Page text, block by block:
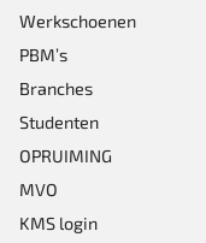
op
de
productpagina
Werkschoenen
PBM’s
Branches
Studenten
OPRUIMING
MVO
KMS login